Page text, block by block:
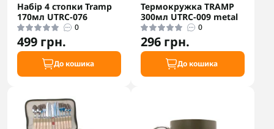
Набір 4 стопки Tramp
170мл UTRC-076
0
499 грн.
До кошика
Термокружка TRAMP
300мл UTRC-009 metal
0
296 грн.
До кошика